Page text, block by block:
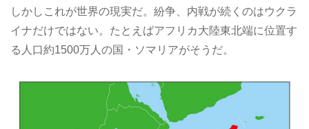
しかしこれが世界の現実だ。紛争、内戦が続くのはウクラ
イナだけではない。たとえばアフリカ大陸東北端に位置す
る人口約1500万人の国・ソマリアがそうだ。